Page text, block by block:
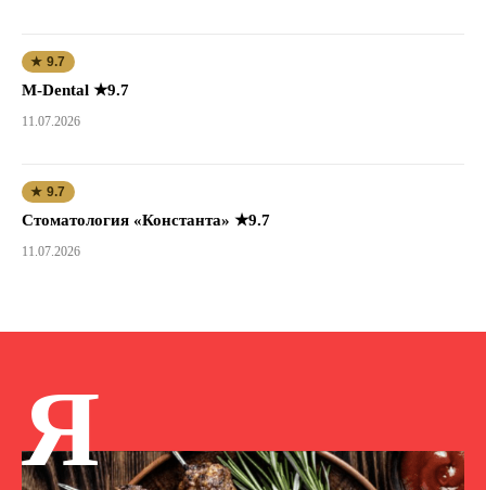
★ 9.7
M-Dental ★9.7
11.07.2026
★ 9.7
Стоматология «Константа» ★9.7
11.07.2026
Я